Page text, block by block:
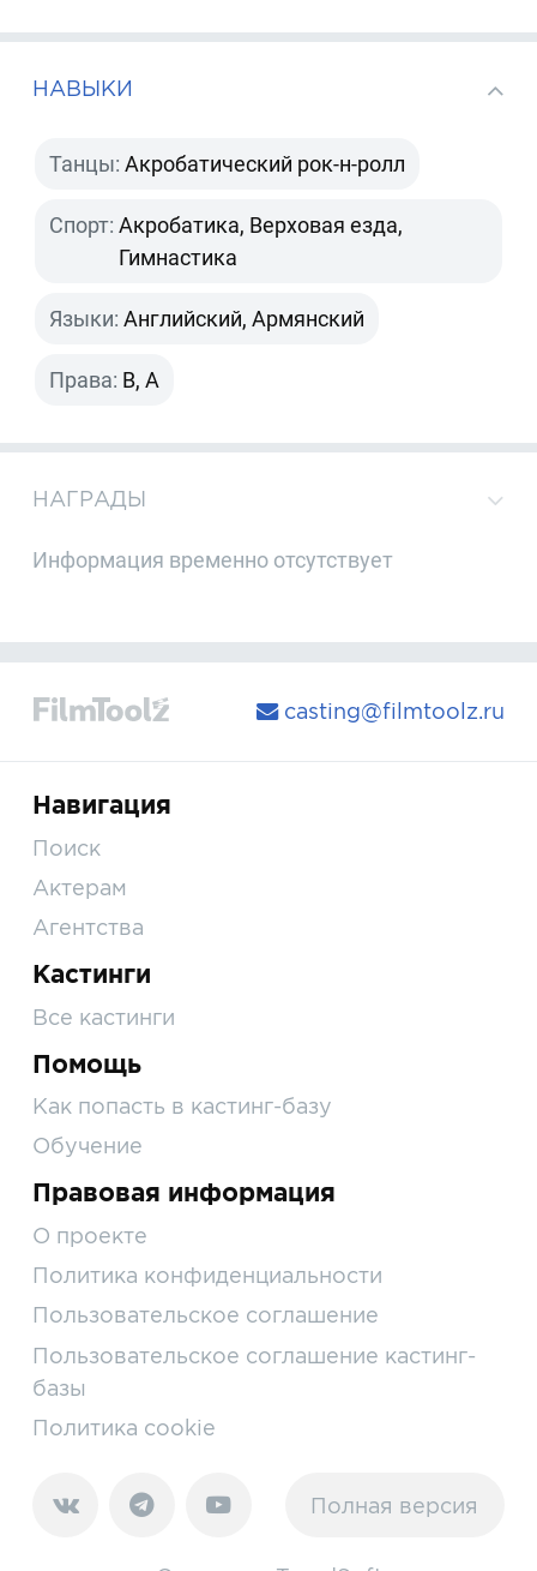
НАВЫКИ
Танцы: Акробатический рок-н-ролл
Спорт: Акробатика, Верховая езда,
Гимнастика
Языки: Английский, Армянский
Права: B, A
НАГРАДЫ
Информация временно отсутствует
casting@filmtoolz.ru
Навигация
Поиск
Актерам
Агентства
Кастинги
Все кастинги
Помощь
Как попасть в кастинг-базу
Обучение
Правовая информация
О проекте
Политика конфиденциальности
Пользовательское соглашение
Пользовательское соглашение кастинг-
базы
Политика cookie
Полная версия